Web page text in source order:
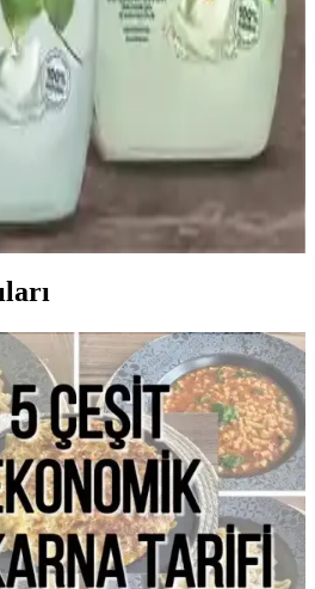
hazırlanan, yüksek lif ve düşük
alışkanlıklarınızı destekleyen bu
ve Özellikleri: Cilt
cilt tipine uygun
içerikli ürünleriyle temizlik ve
ve ferah bir his sunar.